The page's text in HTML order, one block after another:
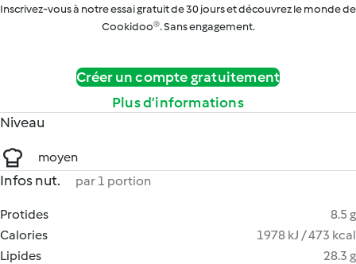
Inscrivez-vous à notre essai gratuit de 30 jours et découvrez le monde de
Cookidoo®. Sans engagement.
Créer un compte gratuitement
Plus d’informations
Niveau
moyen
Infos nut. par 1 portion
Protides
8.5 g
Calories
1978 kJ / 473 kcal
Lipides
28.3 g